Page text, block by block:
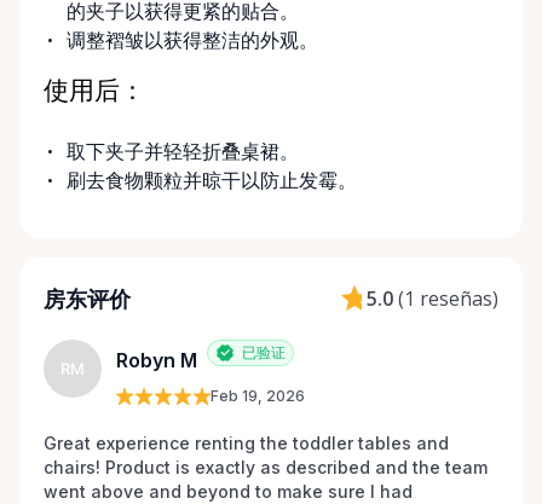
的夹子以获得更紧的贴合。
调整褶皱以获得整洁的外观。
使用后：
取下夹子并轻轻折叠桌裙。
刷去食物颗粒并晾干以防止发霉。
房东评价 5.0(1 reseñas)
RM Robyn M 已验证
Feb 19, 2026
Great experience renting the toddler tables and
chairs! Product is exactly as described and the team
went above and beyond to make sure I had